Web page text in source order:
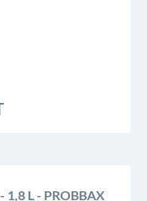
L - PROBBAX